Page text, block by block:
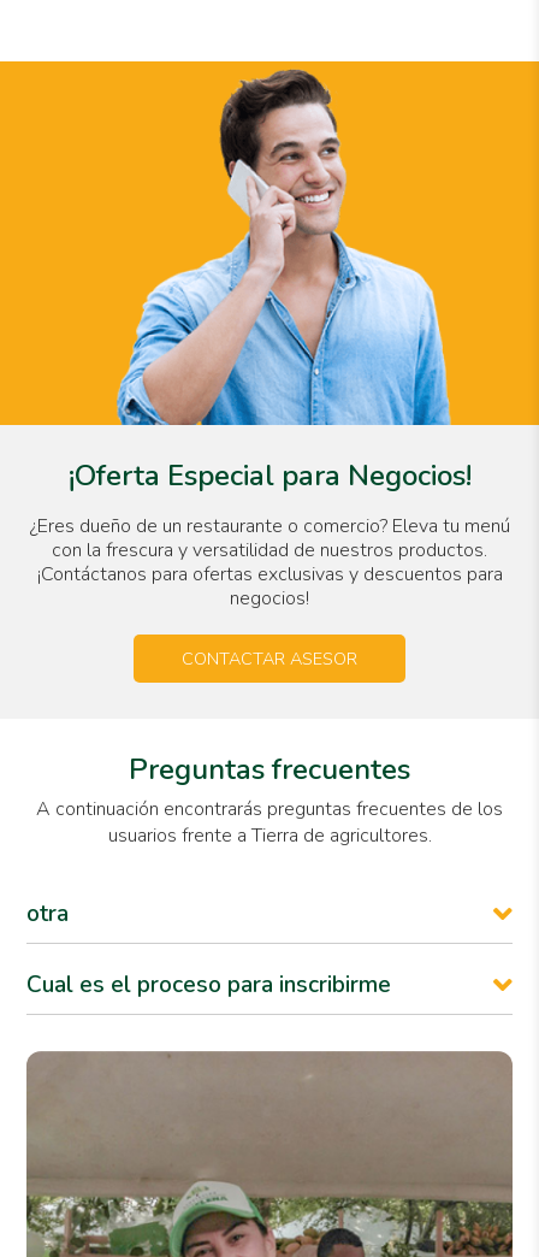
¡Oferta Especial para Negocios!
¿Eres dueño de un restaurante o comercio? Eleva tu menú
con la frescura y versatilidad de nuestros productos.
¡Contáctanos para ofertas exclusivas y descuentos para
negocios!
CONTACTAR ASESOR
Preguntas frecuentes
A continuación encontrarás preguntas frecuentes de los
usuarios frente a Tierra de agricultores.
otra
Cual es el proceso para inscribirme